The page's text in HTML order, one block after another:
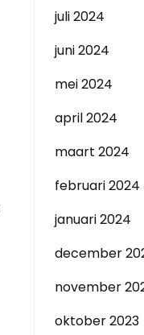
juli 2024
juni 2024
mei 2024
april 2024
maart 2024
februari 2024
januari 2024
december
november
oktober 2023